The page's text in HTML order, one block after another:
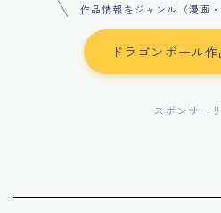
作品情報をジャンル（漫画
ドラゴンボール
スポンサー